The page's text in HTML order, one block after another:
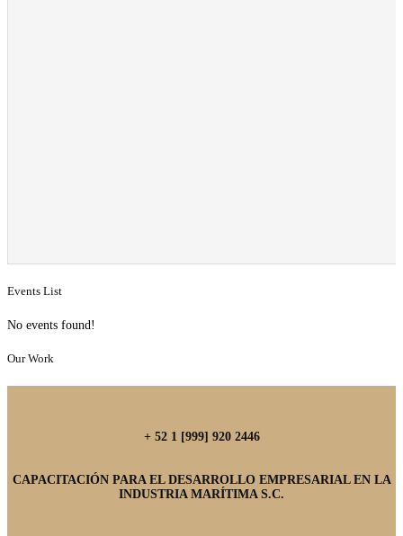
Events List
No events found!
Our Work
+ 52 1 [999] 920 2446
CAPACITACIÓN PARA EL DESARROLLO EMPRESARIAL EN LA
INDUSTRIA MARÍTIMA S.C.